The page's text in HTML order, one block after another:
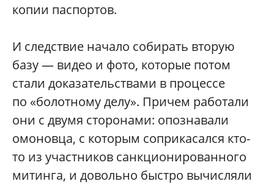
копии паспортов.
И следствие начало собирать вторую
базу — видео и фото, которые потом
стали доказательствами в процессе
по «болотному делу». Причем работали
они с двумя сторонами: опознавали
омоновца, с которым соприкасался кто-
то из участников санкционированного
митинга, и довольно быстро вычисляли